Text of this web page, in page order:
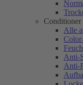
Alle
Anti-
Anti-